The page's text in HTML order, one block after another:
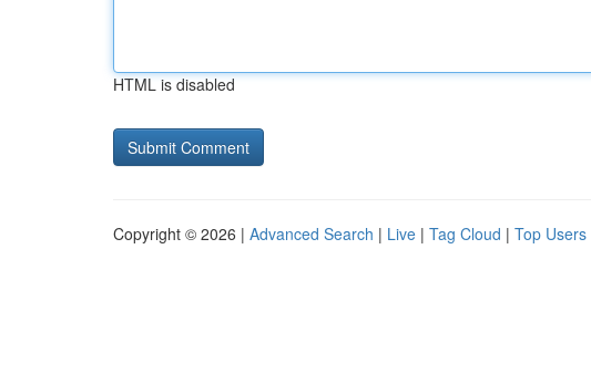
HTML is disabled
Copyright © 2026 | Advanced Search | Live | Tag Cloud | Top Users